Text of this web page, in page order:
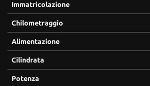
Immatricolazione
Chilometraggio
Alimentazione
Cilindrata
Potenza
di
tracciamento
si
rimanda
alla
cookie
policy.